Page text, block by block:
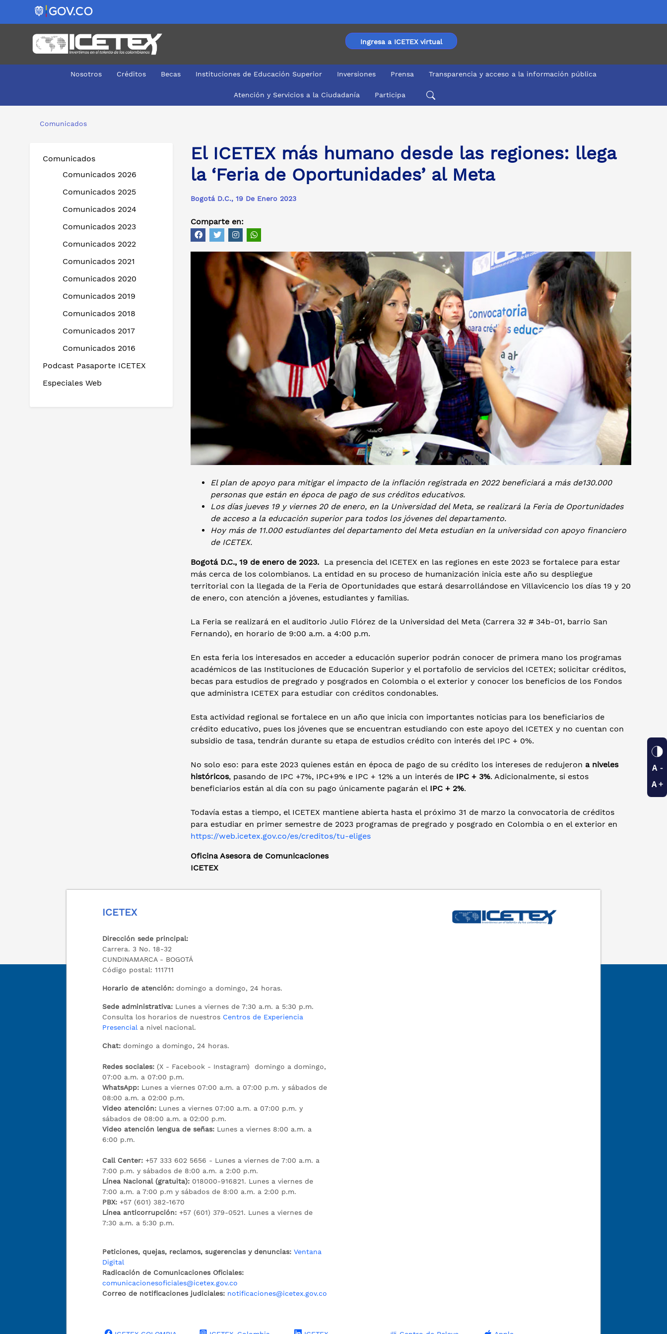
Ingresa a ICETEX virtual
Nosotros Créditos Becas Instituciones de Educación Superior Inversiones Prensa Transparencia y acceso a la información pública
Atención y Servicios a la Ciudadanía Participa
Comunicados
Comunicados
Comunicados 2026
Comunicados 2025
Comunicados 2024
Comunicados 2023
Comunicados 2022
Comunicados 2021
Comunicados 2020
Comunicados 2019
Comunicados 2018
Comunicados 2017
Comunicados 2016
Podcast Pasaporte ICETEX
Especiales Web
El ICETEX más humano desde las regiones: llega
la ‘Feria de Oportunidades’ al Meta
Bogotá D.C., 19 De Enero 2023
Comparte en:
El plan de apoyo para mitigar el impacto de la inflación registrada en 2022 beneficiará a más de130.000
personas que están en época de pago de sus créditos educativos.
Los días jueves 19 y viernes 20 de enero, en la Universidad del Meta, se realizará la Feria de Oportunidades
de acceso a la educación superior para todos los jóvenes del departamento.
Hoy más de 11.000 estudiantes del departamento del Meta estudian en la universidad con apoyo financiero
de ICETEX.
Bogotá D.C., 19 de enero de 2023. La presencia del ICETEX en las regiones en este 2023 se fortalece para estar
más cerca de los colombianos. La entidad en su proceso de humanización inicia este año su despliegue
territorial con la llegada de la Feria de Oportunidades que estará desarrollándose en Villavicencio los días 19 y 20
de enero, con atención a jóvenes, estudiantes y familias.
La Feria se realizará en el auditorio Julio Flórez de la Universidad del Meta (Carrera 32 # 34b-01, barrio San
Fernando), en horario de 9:00 a.m. a 4:00 p.m.
En esta feria los interesados en acceder a educación superior podrán conocer de primera mano los programas
académicos de las Instituciones de Educación Superior y el portafolio de servicios del ICETEX; solicitar créditos,
becas para estudios de pregrado y posgrados en Colombia o el exterior y conocer los beneficios de los Fondos
que administra ICETEX para estudiar con créditos condonables.
Esta actividad regional se fortalece en un año que inicia con importantes noticias para los beneficiarios de
crédito educativo, pues los jóvenes que se encuentran estudiando con este apoyo del ICETEX y no cuentan con
subsidio de tasa, tendrán durante su etapa de estudios crédito con interés del IPC + 0%.
No solo eso: para este 2023 quienes están en época de pago de su crédito los intereses de redujeron a niveles
históricos, pasando de IPC +7%, IPC+9% e IPC + 12% a un interés de IPC + 3%. Adicionalmente, si estos
beneficiarios están al día con su pago únicamente pagarán el IPC + 2%.
Todavía estas a tiempo, el ICETEX mantiene abierta hasta el próximo 31 de marzo la convocatoria de créditos
para estudiar en primer semestre de 2023 programas de pregrado y posgrado en Colombia o en el exterior en
https://web.icetex.gov.co/es/creditos/tu-eliges
Oficina Asesora de Comunicaciones
ICETEX
ICETEX
Dirección sede principal:
Carrera. 3 No. 18-32
CUNDINAMARCA - BOGOTÁ
Código postal: 111711
Horario de atención: domingo a domingo, 24 horas.
Sede administrativa: Lunes a viernes de 7:30 a.m. a 5:30 p.m.
Consulta los horarios de nuestros Centros de Experiencia
Presencial a nivel nacional.
Chat: domingo a domingo, 24 horas.
Redes sociales: (X - Facebook - Instagram) domingo a domingo,
07:00 a.m. a 07:00 p.m.
WhatsApp: Lunes a viernes 07:00 a.m. a 07:00 p.m. y sábados de
08:00 a.m. a 02:00 p.m.
Video atención: Lunes a viernes 07:00 a.m. a 07:00 p.m. y
sábados de 08:00 a.m. a 02:00 p.m.
Video atención lengua de señas: Lunes a viernes 8:00 a.m. a
6:00 p.m.
Call Center:+57 333 602 5656 - Lunes a viernes de 7:00 a.m. a
7:00 p.m. y sábados de 8:00 a.m. a 2:00 p.m.
Línea Nacional (gratuita): 018000-916821. Lunes a viernes de
7:00 a.m. a 7:00 p.m y sábados de 8:00 a.m. a 2:00 p.m.
PBX:+57 (601) 382-1670
Línea anticorrupción:+57 (601) 379-0521. Lunes a viernes de
7:30 a.m. a 5:30 p.m.
Peticiones, quejas, reclamos, sugerencias y denuncias: Ventana
Digital
Radicación de Comunicaciones Oficiales:
comunicacionesoficiales@icetex.gov.co
Correo de notificaciones judiciales: notificaciones@icetex.gov.co